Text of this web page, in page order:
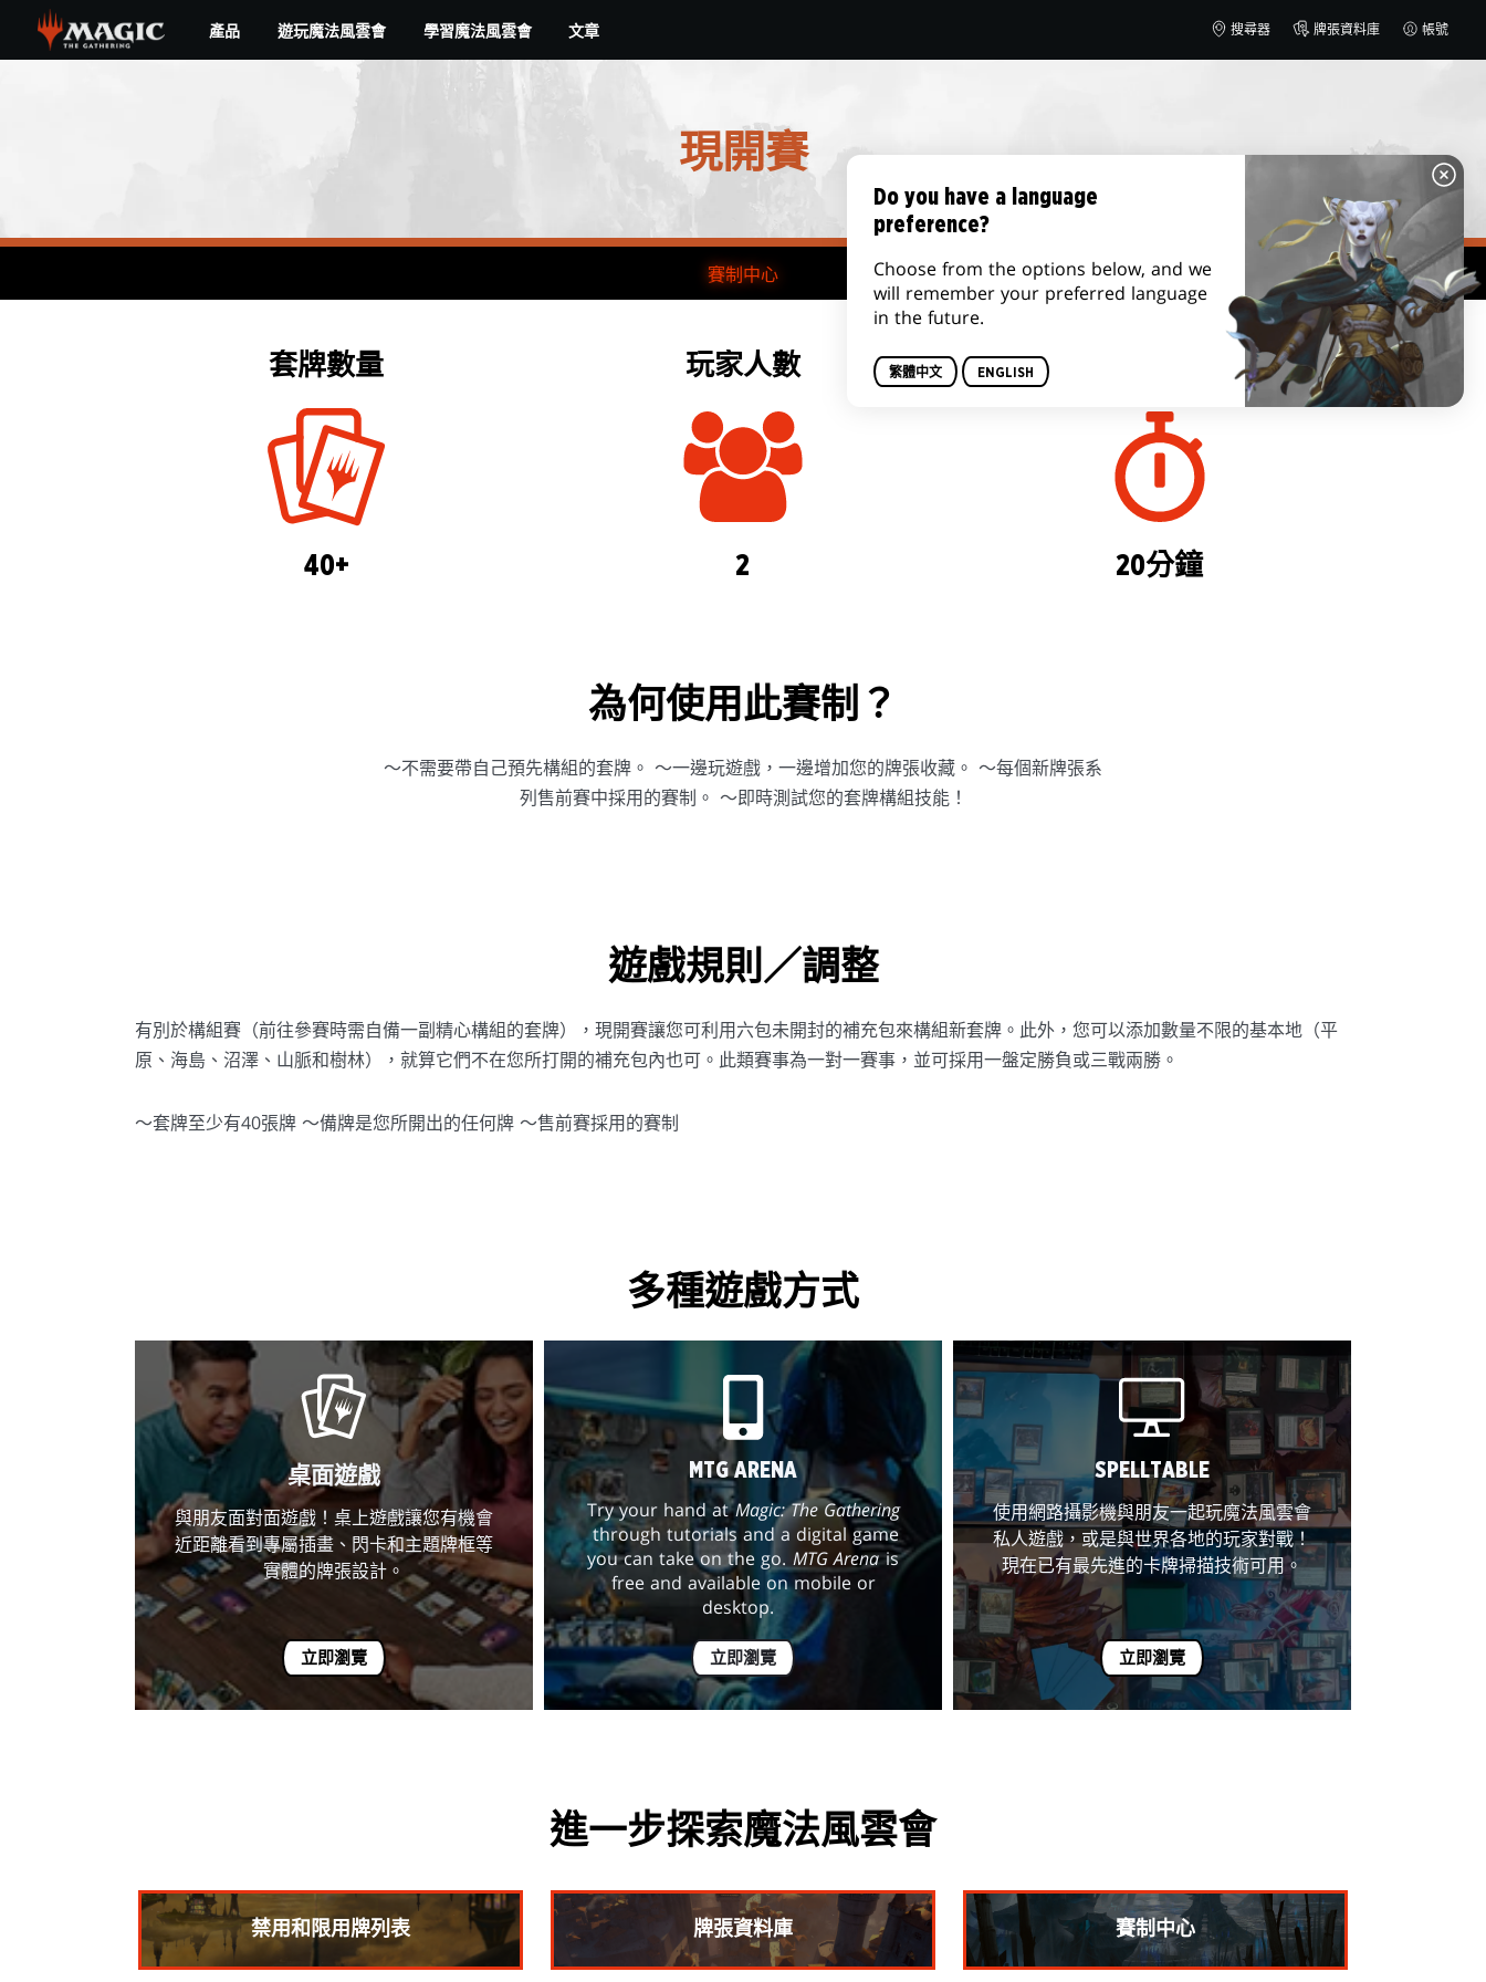
main
產品 遊玩魔法風雲會 學習魔法風雲會 文章 搜尋器 牌張資料庫 帳號
現開賽
賽制中心
套牌數量
40+
玩家人數
2 20分鐘
為何使用此賽制？
～不需要帶自己預先構組的套牌。 ～一邊玩遊戲，一邊增加您的牌張收藏。 ～每個新牌張系
列售前賽中採用的賽制。 ～即時測試您的套牌構組技能！
遊戲規則／調整
有別於構組賽（前往參賽時需自備一副精心構組的套牌），現開賽讓您可利用六包未開封的補充包來構組新套牌。此外，您可以添加數量不限的基本地（平
原、海島、沼澤、山脈和樹林），就算它們不在您所打開的補充包內也可。此類賽事為一對一賽事，並可採用一盤定勝負或三戰兩勝。
～套牌至少有40張牌 ～備牌是您所開出的任何牌 ～售前賽採用的賽制
多種遊戲方式
桌面遊戲
與朋友面對面遊戲！桌上遊戲讓您有機會
近距離看到專屬插畫、閃卡和主題牌框等
實體的牌張設計。
立即瀏覽
MTG ARENA
Try your hand atMagic: The Gathering
through tutorials and a digital game
you can take on the go. MTG Arenais
free and available on mobile or
desktop.
立即瀏覽
SPELLTABLE
使用網路攝影機與朋友一起玩魔法風雲會
私人遊戲，或是與世界各地的玩家對戰！
現在已有最先進的卡牌掃描技術可用。
立即瀏覽
進一步探索魔法風雲會
禁用和限用牌列表 牌張資料庫 賽制中心
Do you have a language
preference?
Choose from the options below, and we
will remember your preferred language
in the future.
繁體中文 ENGLISH